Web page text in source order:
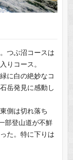
つぶ沼コースは
りコース。
に白の絶妙なコ
岳発見に感動し
側は切れ落ち
部登山道が不鮮
た。特に下りは